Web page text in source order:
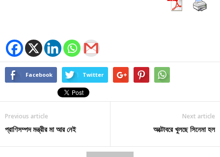
Facebook Twitter
Previous article
প্রাণিসম্পদ মন্ত্রীর মা আর নেই
Next article
অক্টোবরে খুলছে সিনেমা হল